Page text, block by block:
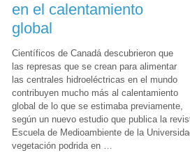
en el calentamiento
global
Científicos de Canadá descubrieron que
las represas que se crean para alimentar
las centrales hidroeléctricas en el mundo
contribuyen mucho más al calentamiento
global de lo que se estimaba previamente,
según un nuevo estudio que publica la
Escuela de Medioambiente de la
vegetación podrida en …